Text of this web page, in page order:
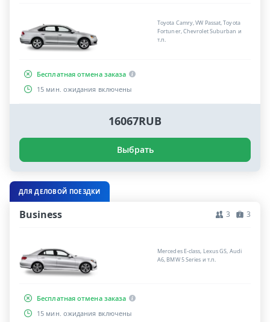
Toyota Camry, VW Passat, Toyota
Fortuner, Chevrolet Suburban и
т.п.
Бесплатная отмена заказа
15 мин. ожидания включены
16067RUB
Выбрать
ДЛЯ ДЕЛОВОЙ ПОЕЗДКИ
Business 3 3
Mercedes E-class, Lexus GS, Audi
A6, BMW 5 Series и т.п.
Бесплатная отмена заказа
15 мин. ожидания включены